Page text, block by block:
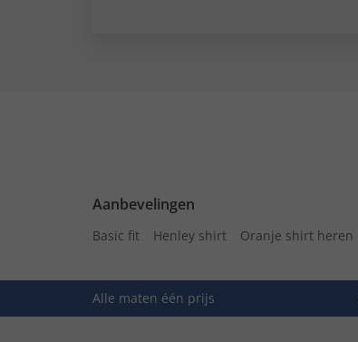
Aanbevelingen
Basic fit Henley shirt Oranje shirt heren
Alle maten één prijs